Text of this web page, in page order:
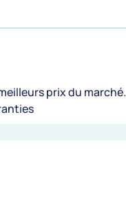
prix du marché.